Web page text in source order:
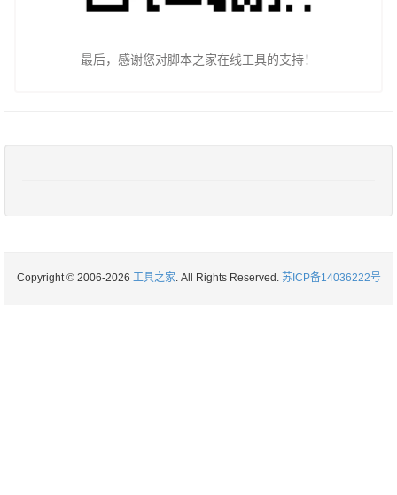
最后，感谢您对脚本之家在线工具的支持！
Copyright © 2006-2026 工具之家. All Rights Reserved. 苏ICP备14036222号